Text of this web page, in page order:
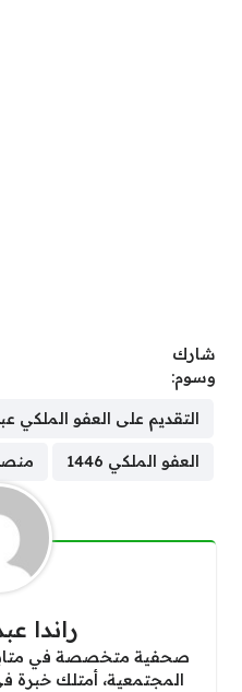
شارك
وسوم:
التقديم على العفو الملكي
العفو الملكي 1446
راندا
صحفية متخصصة في متابعة
المجتمعية، أمتلك خبرة